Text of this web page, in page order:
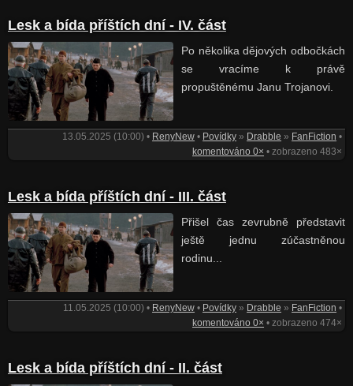
Lesk a bída příštích dní - IV. část
Po několika dějových odbočkách
se vracíme k právě
propuštěnému Janu Trojanovi.
13.05.2025 (10:00) • RenyNew • Povídky » Drabble » FanFiction •
komentováno 0× • zobrazeno 483×
Lesk a bída příštích dní - III. část
Přišel čas zevrubně představit
ještě jednu zúčastněnou
rodinu...
11.05.2025 (10:00) • RenyNew • Povídky » Drabble » FanFiction •
komentováno 0× • zobrazeno 474×
Lesk a bída příštích dní - II. část